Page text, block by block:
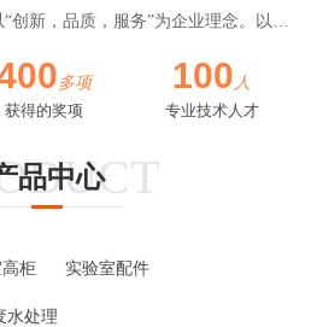
创新，品质，服务”为企业理念。以客
间。更多++
多项
获得的奖项
100 人
专业技术人才
品中心
柜 实验室配件
水处理